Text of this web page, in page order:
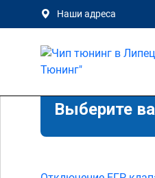
Наши адреса
Выберите